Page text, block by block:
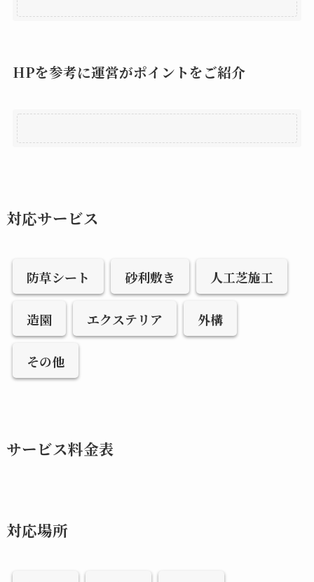
HPを参考に運営がポイントをご紹介
対応サービス
防草シート 砂利敷き 人工芝施工
造園 エクステリア 外構
その他
サービス料金表
対応場所